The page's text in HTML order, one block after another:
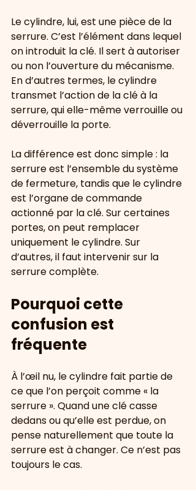
Le cylindre, lui, est une pièce de la
serrure. C’est l’élément dans lequel
on introduit la clé. Il sert à autoriser
ou non l’ouverture du mécanisme.
En d’autres termes, le cylindre
transmet l’action de la clé à la
serrure, qui elle-même verrouille ou
déverrouille la porte.
La différence est donc simple : la
serrure est l’ensemble du système
de fermeture, tandis que le cylindre
est l’organe de commande
actionné par la clé. Sur certaines
portes, on peut remplacer
uniquement le cylindre. Sur
d’autres, il faut intervenir sur la
serrure complète.
Pourquoi cette
confusion est
fréquente
À l’œil nu, le cylindre fait partie de
ce que l’on perçoit comme « la
serrure ». Quand une clé casse
dedans ou qu’elle est perdue, on
pense naturellement que toute la
serrure est à changer. Ce n’est pas
toujours le cas.